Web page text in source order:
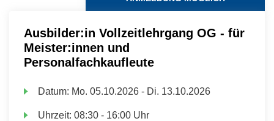
Ausbilder:in Vollzeitlehrgang OG - für
Meister:innen und
Personalfachkaufleute
Datum: Mo. 05.10.2026 - Di. 13.10.2026
Uhrzeit:08:30 - 16:00 Uhr